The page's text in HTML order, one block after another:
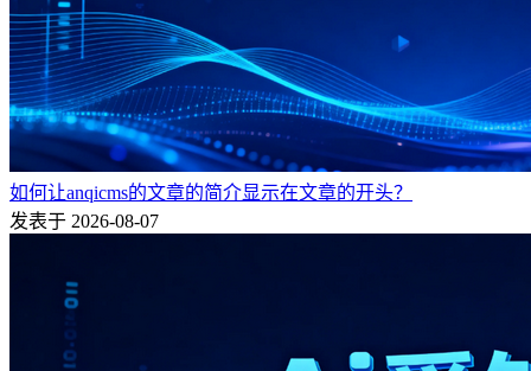
如何让anqicms的文章的简介显示在文章的开头？
发表于 2026-08-07